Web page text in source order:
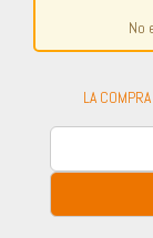
No
LA